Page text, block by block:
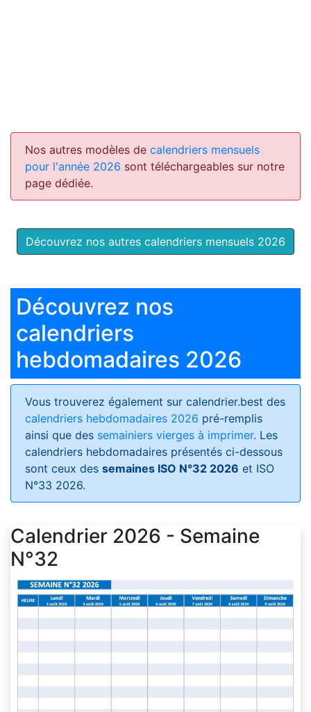
Nos autres modèles de calendriers mensuels
pour l'année 2026 sont téléchargeables sur notre
page dédiée.
Découvrez nos autres calendriers mensuels 2026
Découvrez nos
calendriers
hebdomadaires 2026
Vous trouverez également sur calendrier.best des
calendriers hebdomadaires 2026 pré-remplis
ainsi que des semainiers vierges à imprimer. Les
calendriers hebdomadaires présentés ci-dessous
sont ceux des semaines ISO N°32 2026 et ISO
N°33 2026.
Calendrier 2026 - Semaine
N°32